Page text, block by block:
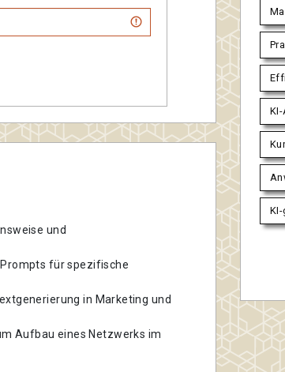
und
für spezifische
in Marketing und
Aufbau eines Netzwerks im